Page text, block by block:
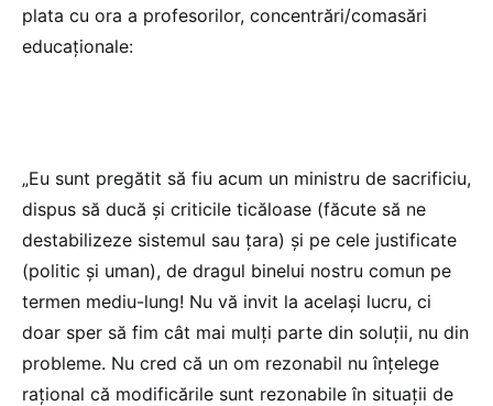
plata cu ora a profesorilor, concentrări/comasări
educaționale:
„Eu sunt pregătit să fiu acum un ministru de sacrificiu,
dispus să ducă și criticile ticăloase (făcute să ne
destabilizeze sistemul sau țara) și pe cele justificate
(politic și uman), de dragul binelui nostru comun pe
termen mediu-lung! Nu vă invit la același lucru, ci
doar sper să fim cât mai mulți parte din soluții, nu din
probleme. Nu cred că un om rezonabil nu înțelege
rațional că modificările sunt rezonabile în situații de